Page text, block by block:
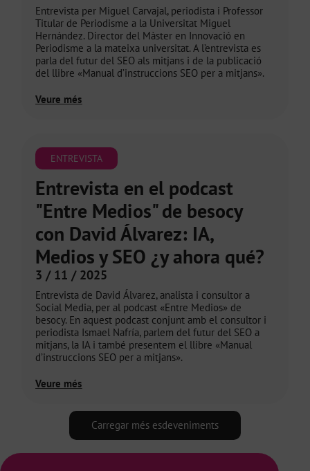
Entrevista per Miguel Carvajal, periodista i Professor
Titular de Periodisme a la Universitat Miguel
Hernández. Director del Màster en Innovació en
Periodisme a la mateixa universitat. A l’entrevista es
parla del futur del SEO als mitjans i de la publicació
del llibre «Manual d’instruccions SEO per a mitjans».
Veure més
ENTREVISTA
Entrevista en el podcast
"Entre Medios" de besocy
con David Álvarez: IA,
Medios y SEO ¿y ahora qué?
3 / 11 / 2025
Entrevista de David Álvarez, analista i consultor a
Social Media, per al podcast «Entre Medios» de
besocy. En aquest podcast conjunt amb el consultor i
periodista Ismael Nafría, parlem del futur del SEO a
mitjans, la IA i també presentem el llibre «Manual
d’instruccions SEO per a mitjans».
Veure més
Carregar més esdeveniments